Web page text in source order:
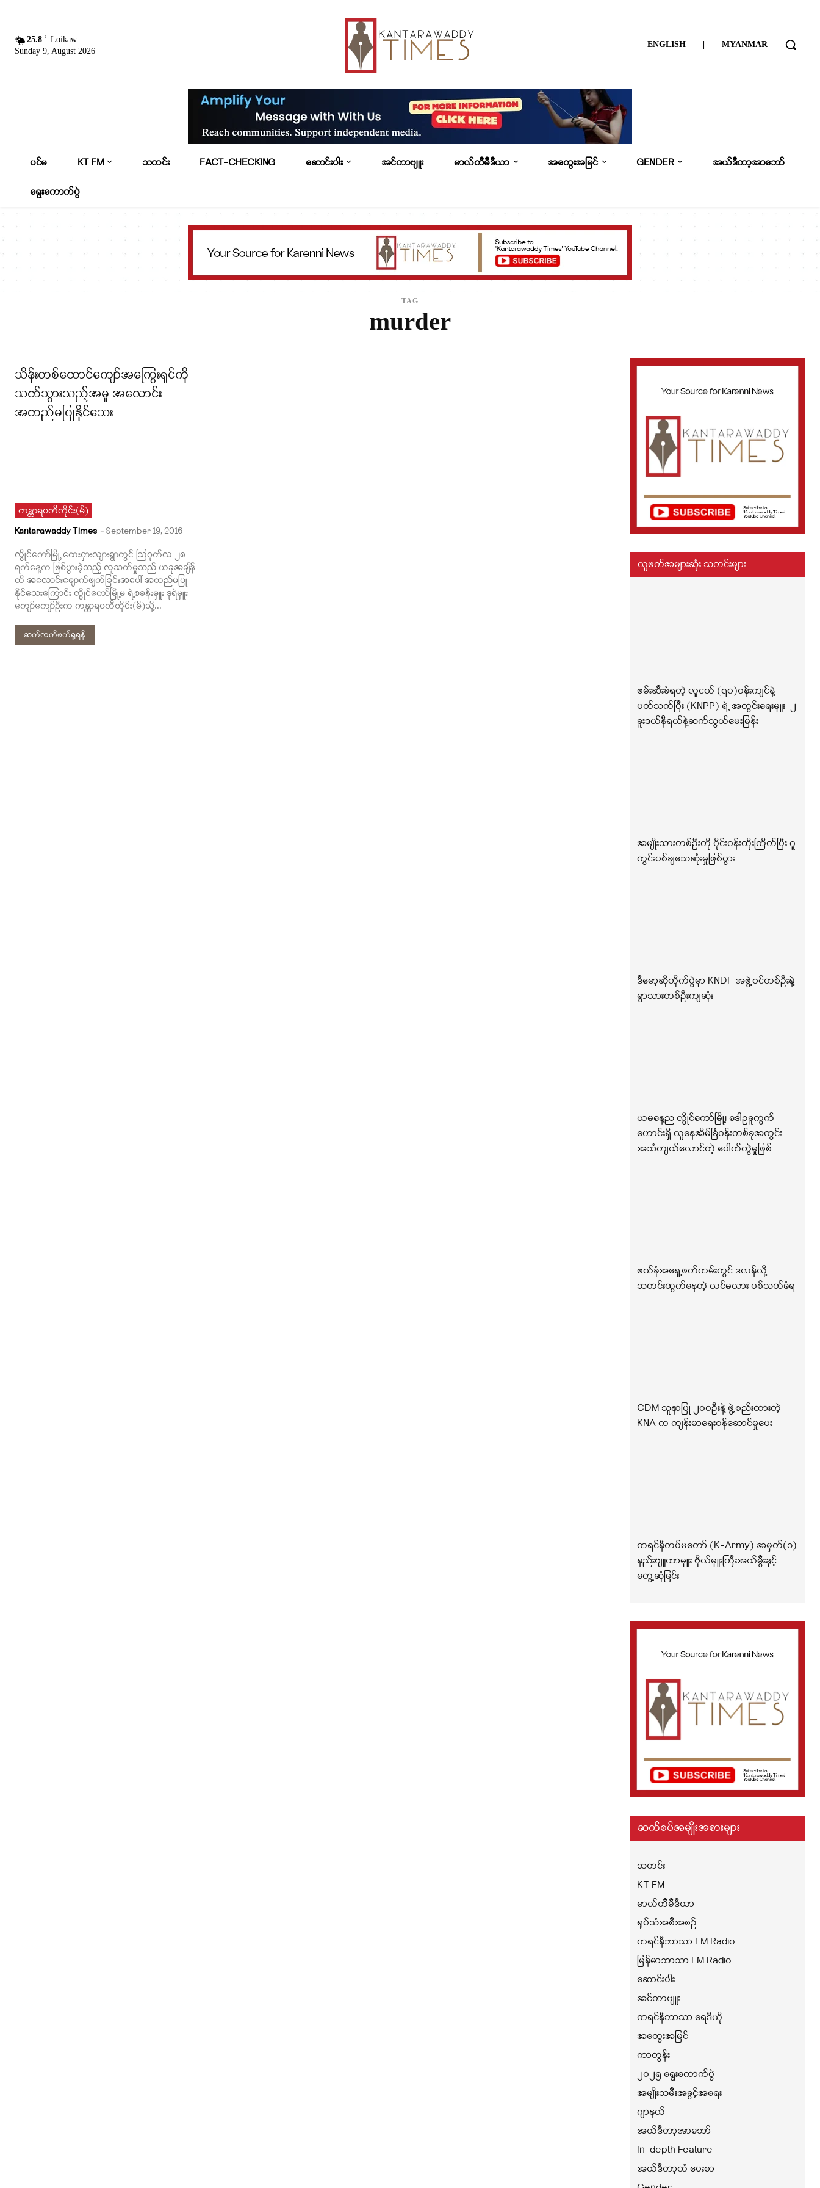
25.8 C Loikaw
Sunday 9, August 2026
ENGLISH | MYANMAR
ပင်မ KT FM သတင်း FACT-CHECKING ဆောင်းပါး အင်တာဗျူး မာလ်တီမီဒီယာ အတွေးအမြင် GENDER အယ်ဒီတာ့အာဘော်
ရွေးကောက်ပွဲ
TAG
murder
သိန်းတစ်ထောင်ကျော်အကြွေးရှင်ကို
သတ်သွားသည့်အမှု အလောင်း
အတည်မပြုနိုင်သေး
ကန္တာရဝတီတိုင်း(မ်)
Kantarawaddy Times - September 19, 2016
လွိုင်ကော်မြို့ ထေးငှားလျားရွာတွင် ဩဂုတ်လ ၂၈
ရက်နေ့က ဖြစ်ပွားခဲ့သည့် လူသတ်မှုသည် ယခုအချိန်
ထိ အလောင်းဖျောက်ဖျက်ခြင်းအပေါ် အတည်မပြု
နိုင်သေးကြောင်း လွိုင်ကော်မြို့မ ရဲ့စခန်းမှူး ဒုရဲမှူး
ကျော်ကျော်ဦးက ကန္တာရဝတီတိုင်း(မ်)သို့...
ဆက်လက်ဖတ်ရှုရန်
လူဖတ်အများဆုံး သတင်းများ
ဖမ်းဆီးခံရတဲ့ လူငယ် (၇၀)ဝန်းကျင်နဲ့
ပတ်သက်ပြီး (KNPP) ရဲ့ အတွင်းရေးမှူး-၂
ခူးဒယ်နီရယ်နဲ့ဆက်သွယ်မေးမြန်း
အမျိုးသားတစ်ဦးကို ဝိုင်းဝန်းထိုးကြိတ်ပြီး ဂူ
တွင်းပစ်ချသေဆုံးမှုဖြစ်ပွား
ဒီမော့ဆိုတိုက်ပွဲမှာ KNDF အဖွဲ့ဝင်တစ်ဦးနဲ့
ရွာသားတစ်ဦးကျဆုံး
ယမနေ့ည လွိုင်ကော်မြို့၊ ဒေါဥခူကွက်
ဟောင်းရှိ လူနေအိမ်ခြံဝန်းတစ်ခုအတွင်း
အသံကျယ်လောင်တဲ့ ပေါက်ကွဲမှုဖြစ်
ဖယ်ခုံအရှေ့ဖက်ကမ်းတွင် ဒလန်လို့
သတင်းထွက်နေတဲ့ လင်မယား ပစ်သတ်ခံရ
CDM သူနာပြု ၂၀၀ဦးနဲ့ ဖွဲ့စည်းထားတဲ့
KNA က ကျန်းမာရေးဝန်ဆောင်မှုပေး
ကရင်နီတပ်မတော် (K-Army) အမှတ်(၁)
နည်းဗျူဟာမှူး ဗိုလ်မှူးကြီးအယ်မွီးနှင့်
တွေ့ဆုံခြင်း
ဆက်စပ်အမျိုးအစားများ
သတင်း
KT FM
မာလ်တီမီဒီယာ
ရုပ်သံအစီအစဉ်
ကရင်နီဘာသာ FM Radio
မြန်မာဘာသာ FM Radio
ဆောင်းပါး
အင်တာဗျူး
ကရင်နီဘာသာ ရေဒီယို
အတွေးအမြင်
ကာတွန်း
၂၀၂၅ ရွေးကောက်ပွဲ
အမျိုးသမီးအခွင့်အရေး
ဂျာနယ်
အယ်ဒီတာ့အာဘော်
In-depth Feature
အယ်ဒီတာ့ထံ ပေးစာ